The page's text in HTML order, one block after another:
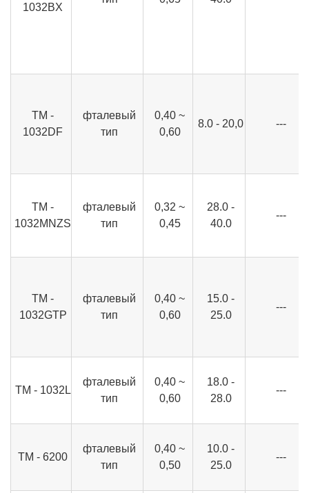
1032BX
ТМ -
1032DF
фталевый
тип
0,40 ~
0,60
8.0 - 20,0 ---
ТМ -
1032MNZS
фталевый
тип
0,32 ~
0,45
28.0 -
40.0
---
ТМ -
1032GTP
фталевый
тип
0,40 ~
0,60
15.0 -
25.0
---
ТМ - 1032L
фталевый
тип
0,40 ~
0,60
18.0 -
28.0
---
ТМ - 6200
фталевый
тип
0,40 ~
0,50
10.0 -
25.0
---